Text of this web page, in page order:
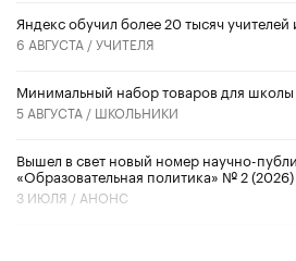
​Яндекс обучил более 20 тысяч
6 АВГУСТА /УЧИТЕЛЯ
Минимальный набор товаров для
5 АВГУСТА / ШКОЛЬНИКИ
Вышел в свет новый номер научно-
«Образовательная политика» № 2 (2026)
3 ИЮЛЯ / АНОНС